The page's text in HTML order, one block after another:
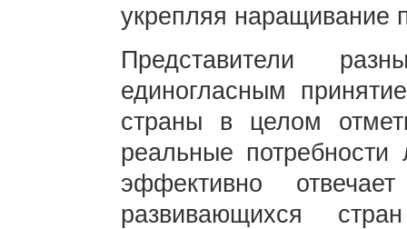
укрепляя наращивание
Представители
единогласным
страны в целом
реальные
эффективно
развивающихся